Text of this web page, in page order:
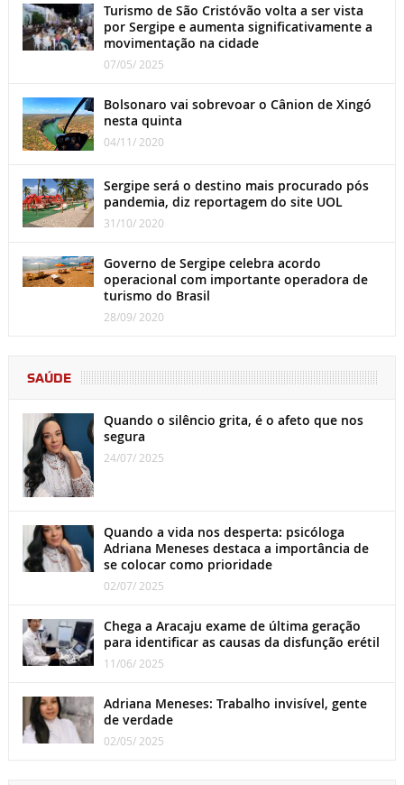
Turismo de São Cristóvão volta a ser vista
por Sergipe e aumenta significativamente a
movimentação na cidade
07/05/ 2025
Bolsonaro vai sobrevoar o Cânion de Xingó
nesta quinta
04/11/ 2020
Sergipe será o destino mais procurado pós
pandemia, diz reportagem do site UOL
31/10/ 2020
Governo de Sergipe celebra acordo
operacional com importante operadora de
turismo do Brasil
28/09/ 2020
SAÚDE
Quando o silêncio grita, é o afeto que nos
segura
24/07/ 2025
Quando a vida nos desperta: psicóloga
Adriana Meneses destaca a importância de
se colocar como prioridade
02/07/ 2025
Chega a Aracaju exame de última geração
para identificar as causas da disfunção erétil
11/06/ 2025
Adriana Meneses: Trabalho invisível, gente
de verdade
02/05/ 2025